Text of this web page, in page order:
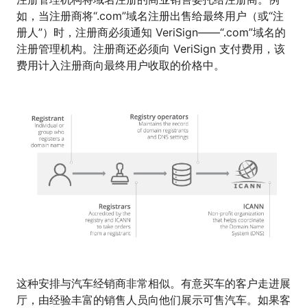
如，当注册商将“.com”域名注册出售给最终用户（或“注
册人”）时，注册商必须通知 VeriSign——“.com”域名的
注册管理机构。注册商还必须向 VeriSign 支付费用，该
费用计入注册商向最终用户收取的价格中。
这种安排与汽车经销商非常相似。有意买车的客户走进展
厅，由经验丰富的销售人员向他们展示可售汽车。如果客